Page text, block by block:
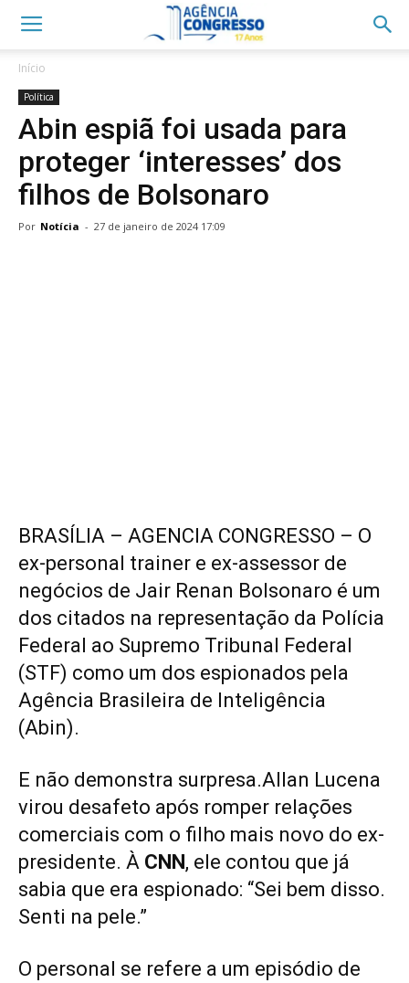
Início
Política
Abin espiã foi usada para
proteger ‘interesses’ dos
filhos de Bolsonaro
Por Notícia - 27 de janeiro de 2024 17:09
BRASÍLIA – AGENCIA CONGRESSO – O
ex-personal trainer e ex-assessor de
negócios de Jair Renan Bolsonaro é um
dos citados na representação da Polícia
Federal ao Supremo Tribunal Federal
(STF) como um dos espionados pela
Agência Brasileira de Inteligência
(Abin).
E não demonstra surpresa.Allan Lucena
virou desafeto após romper relações
comerciais com o filho mais novo do ex-
presidente. À CNN, ele contou que já
sabia que era espionado: “Sei bem disso.
Senti na pele.”
O personal se refere a um episódio de